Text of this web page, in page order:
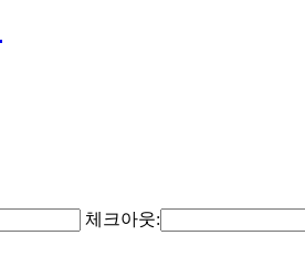
체크아웃: